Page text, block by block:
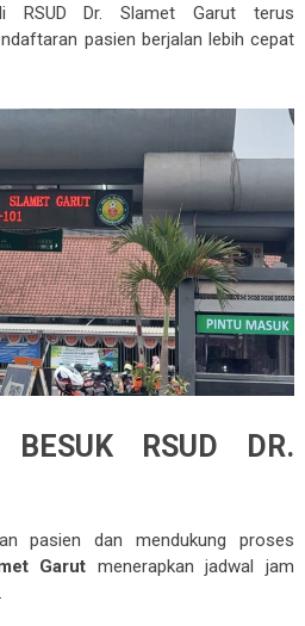
RSUD Dr. Slamet Garut terus
pasien berjalan lebih cepat
RSUD DR.
pasien dan mendukung proses
Garut menerapkan jadwal jam